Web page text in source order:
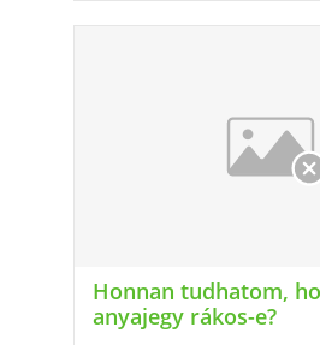
Honnan tudhatom,
anyajegy rákos-e?